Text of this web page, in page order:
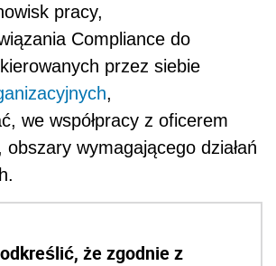
pracy,
Compliance do
przez siebie
,
we współpracy z oficerem
obszary wymagającego działań
że zgodnie z